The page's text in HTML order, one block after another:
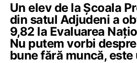
Un elev de la Școala
din satul Adjudeni a
9,82 la Evaluarea
Nu putem vorbi
bune fără muncă,